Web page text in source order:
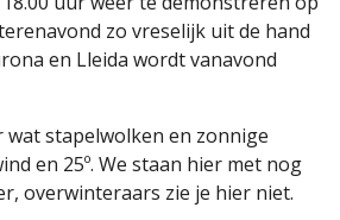
zo vreselijk uit de hand
en Lleida wordt vanavond
wat stapelwolken en zonnige
en 25º. We staan hier met nog
overwinteraars zie je hier niet.